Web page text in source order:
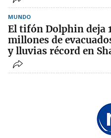
MUNDO
El tifón Dolphin deja
millones de
y lluvias récord en